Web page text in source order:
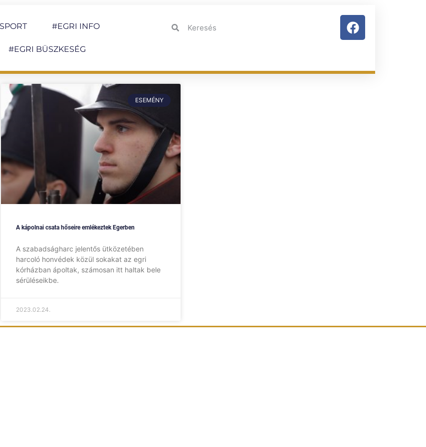
#EGRI INFO
#EGRI BÜSZKESÉG
ESEMÉNY
A kápolnai csata hőseire emlékeztek Egerben
A szabadságharc jelentős ütközetében
harcoló honvédek közül sokakat az egri
kórházban ápoltak, számosan itt haltak bele
sérüléseikbe.
2023.02.24.